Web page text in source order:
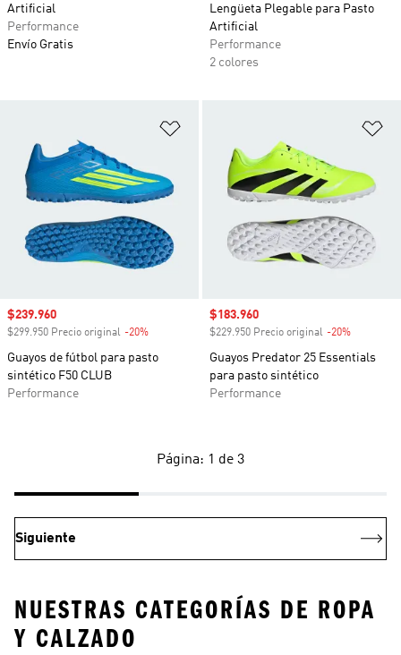
Artificial
Performance
Envío Gratis
Lengüeta Plegable para Pasto
Artificial
Performance
2 colores
Precio de venta
$239.960
$299.950 Precio original -20%
Guayos de fútbol para pasto
sintético F50 CLUB
Performance
Precio de venta
$183.960
$229.950 Precio original -20%
Guayos Predator 25 Essentials
para pasto sintético
Performance
Página: 1 de 3
Siguiente
NUESTRAS CATEGORÍAS DE ROPA
Y CALZADO